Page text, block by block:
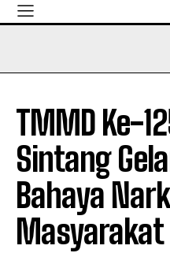
TMMD Ke-
Sintang
Bahaya
Masyarakat